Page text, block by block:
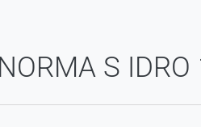
NORMA S